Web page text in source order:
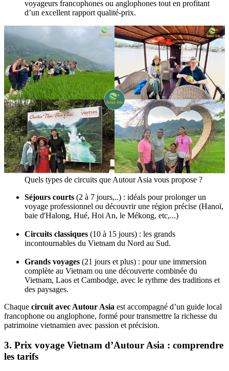
voyageurs francophones ou anglophones tout en profitant
d’un excellent rapport qualité-prix.
Quels types de circuits que Autour Asia vous propose ?
Séjours courts (2 à 7 jours,..) : idéals pour prolonger un
voyage professionnel ou découvrir une région précise (Hanoï,
baie d'Halong, Hué, Hoi An, le Mékong, etc,...)
Circuits classiques (10 à 15 jours) : les grands
incontournables du Vietnam du Nord au Sud.
Grands voyages (21 jours et plus) : pour une immersion
complète au Vietnam ou une découverte combinée du
Vietnam, Laos et Cambodge, avec le rythme des traditions et
des paysages.
Chaque circuit avec Autour Asia est accompagné d’un guide local
francophone ou anglophone, formé pour transmettre la richesse du
patrimoine vietnamien avec passion et précision.
3. Prix voyage Vietnam d’Autour Asia : comprendre
les tarifs